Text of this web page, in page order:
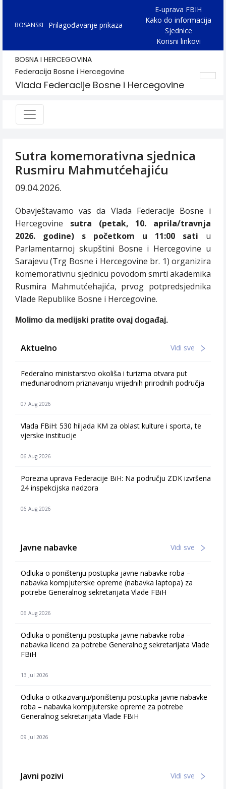
BOSANSKI Prilagođavanje prikaza
E-uprava FBIH
Kako do informacija
Sjednice
Korisni linkovi
BOSNA I HERCEGOVINA
Federacija Bosne i Hercegovine
Vlada Federacije Bosne i Hercegovine
Sutra komemorativna sjednica
Rusmiru Mahmutćehajiću
09.04.2026.
Obavještavamo vas da Vlada Federacije Bosne i
Hercegovine sutra (petak, 10. aprila/travnja
2026. godine) s početkom u 11:00 sati u
Parlamentarnoj skupštini Bosne i Hercegovine u
Sarajevu (Trg Bosne i Hercegovine br. 1) organizira
komemorativnu sjednicu povodom smrti akademika
Rusmira Mahmutćehajića, prvog potpredsjednika
Vlade Republike Bosne i Hercegovine.
Molimo da medijski pratite ovaj događaj.
Aktuelno Vidi sve
Federalno ministarstvo okoliša i turizma otvara put
međunarodnom priznavanju vrijednih prirodnih područja
07 Aug 2026
Vlada FBiH: 530 hiljada KM za oblast kulture i sporta, te
vjerske institucije
06 Aug 2026
Porezna uprava Federacije BiH: Na području ZDK izvršena
24 inspekcijska nadzora
06 Aug 2026
Javne nabavke Vidi sve
Odluka o poništenju postupka javne nabavke roba –
nabavka kompjuterske opreme (nabavka laptopa) za
potrebe Generalnog sekretarijata Vlade FBiH
06 Aug 2026
Odluka o poništenju postupka javne nabavke roba –
nabavka licenci za potrebe Generalnog sekretarijata Vlade
FBiH
13 Jul 2026
Odluka o otkazivanju/poništenju postupka javne nabavke
roba – nabavka kompjuterske opreme za potrebe
Generalnog sekretarijata Vlade FBiH
09 Jul 2026
Javni pozivi Vidi sve